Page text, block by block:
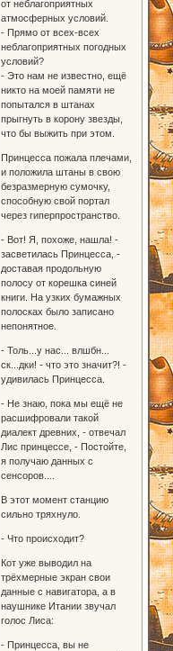
от неблагоприятных
атмосферных условий.
- Прямо от всех-всех
неблагоприятных погодных
условий?
- Это нам не известно, ещё
никто на моей памяти не
попытался в штанах
прыгнуть в корону звезды,
что бы выжить при этом.
Принцесса пожала плечами,
и положила штаны в свою
безразмерную сумочку,
способную свой портал
через гиперпространство.
- Вот! Я, похоже, нашла! -
засветилась Принцесса, -
доставая продольную
полосу от корешка синей
книги. На узких бумажных
полосках было записано
непонятное.
- Толь...у нас... влшбн...
ск...дки! - что это значит?! -
удивилась Принцесса.
- Не знаю, пока мы ещё не
расшифровали такой
диалект древних, - отвечал
Лис принцессе, - Постойте,
я получаю данных с
сенсоров....
В этот момент станцию
сильно тряхнуло.
- Что происходит?
Кот уже выводил на
трёхмерные экран свои
данные с навигатора, а в
наушнике Итании звучал
голос Лиса:
- Принцесса, вы не